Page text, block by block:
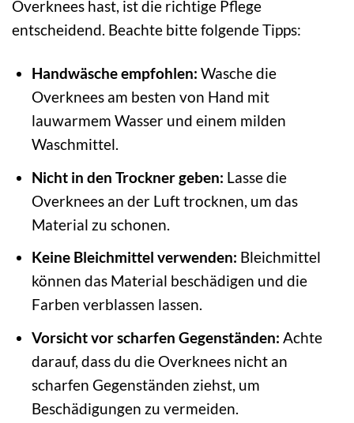
Overknees hast, ist die richtige Pflege
entscheidend. Beachte bitte folgende Tipps:
Handwäsche empfohlen: Wasche die
Overknees am besten von Hand mit
lauwarmem Wasser und einem milden
Waschmittel.
Nicht in den Trockner geben: Lasse die
Overknees an der Luft trocknen, um das
Material zu schonen.
Keine Bleichmittel verwenden: Bleichmittel
können das Material beschädigen und die
Farben verblassen lassen.
Vorsicht vor scharfen Gegenständen: Achte
darauf, dass du die Overknees nicht an
scharfen Gegenständen ziehst, um
Beschädigungen zu vermeiden.